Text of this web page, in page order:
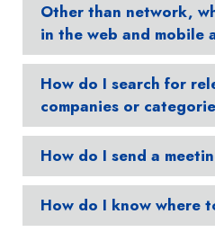
Other than network,
in the web and mobile
How do I search for
companies or
How do I send a
How do I know where